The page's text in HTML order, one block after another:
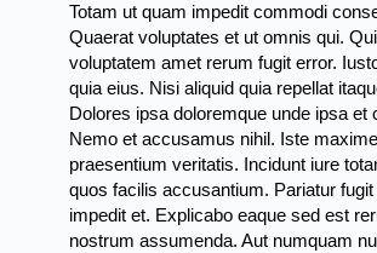
Totam ut quam impedit commodi
Quaerat voluptates et ut omnis qui.
voluptatem amet rerum fugit error.
quia eius. Nisi aliquid quia repellat
Dolores ipsa doloremque unde ipsa et
Nemo et accusamus nihil. Iste
praesentium veritatis. Incidunt iure
quos facilis accusantium. Pariatur
impedit et. Explicabo eaque sed est
nostrum assumenda. Aut numquam